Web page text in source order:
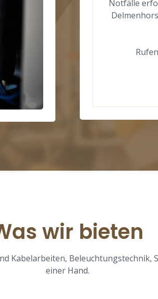
Notfälle
wir bieten
Kabelarbeiten,
einer Hand.